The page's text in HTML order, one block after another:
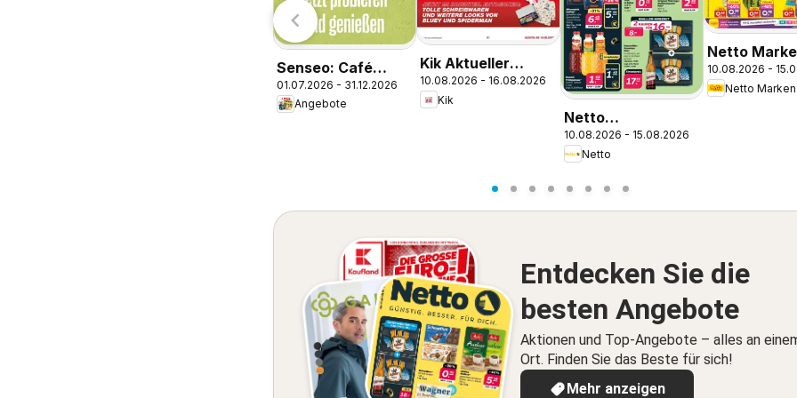
Senseo: Café
Latte Dubai
Chocolate Style
01.07.2026 - 31.12.2026
Angebote
Kik Aktueller
Prospekt
10.08.2026 - 16.08.2026
Kik
Netto
Wochenangebote
10.08.2026 - 15.08.2026
Netto
Netto
Discount
10.08.2026 -
Entdecken Sie die
besten Angebote
Aktionen und Top-Angebote – alles an
Ort. Finden Sie das Beste für sich!
Mehr anzeigen